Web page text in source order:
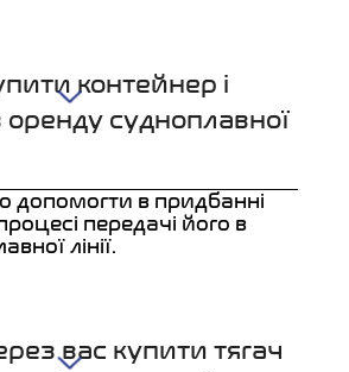
контейнер і
оренду судноплавної
в придбанні
передачі його в
лінії.
вас купити тягач